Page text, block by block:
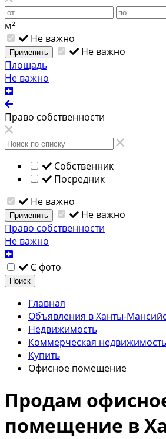
м²
Не важно
Применить
Не важно
Площадь
Не важно
Право собственности
Собственник
Посредник
Не важно
Применить
Не важно
Право собственности
Не важно
С фото
Поиск
Главная
Объявления в Ханты-
Недвижимость
Коммерческая недвижимость
Купить
Офисное помещение
Продам
помещение в